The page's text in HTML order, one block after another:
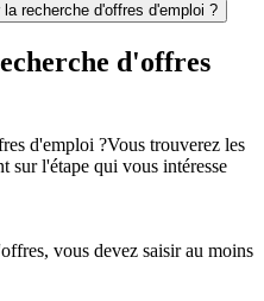
recherche d'offres d'emploi ?
d'offres
d'emploi ?Vous trouverez les
sur l'étape qui vous intéresse
vous devez saisir au moins